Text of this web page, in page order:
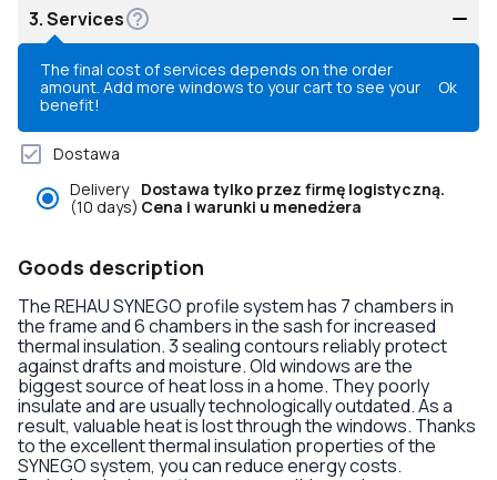
3.Services
The final cost of services depends on the order
amount. Add more windows to your cart to see your
benefit!
Ok
Dostawa
Delivery
(10 days)
Dostawa tylko przez firmę logistyczną.
Cena i warunki u menedżera
Goods description
The REHAU SYNEGO profile system has 7 chambers in
the frame and 6 chambers in the sash for increased
thermal insulation. 3 sealing contours reliably protect
against drafts and moisture. Old windows are the
biggest source of heat loss in a home. They poorly
insulate and are usually technologically outdated. As a
result, valuable heat is lost through the windows. Thanks
to the excellent thermal insulation properties of the
SYNEGO system, you can reduce energy costs.